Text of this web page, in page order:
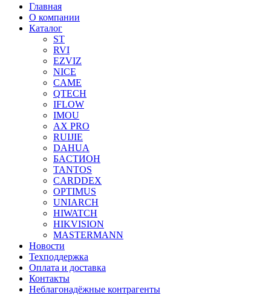
Главная
О компании
Каталог
ST
RVI
EZVIZ
NICE
CAME
QTECH
IFLOW
IMOU
AX PRO
RUIJIE
DAHUA
БAСТИОН
TANTOS
CARDDEX
OPTIMUS
UNIARCH
HIWATCH
HIKVISION
MASTERMANN
Новости
Техподдержка
Оплата и доставка
Контакты
Неблагонадёжные контрагенты